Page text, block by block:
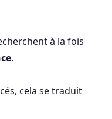
à la fois
.
cela se traduit